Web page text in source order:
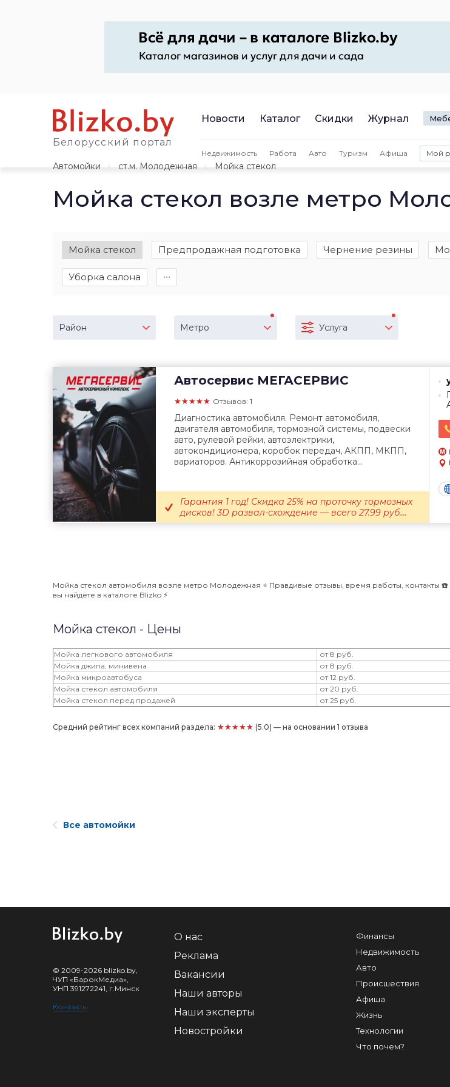
Белорусский портал
Новости Каталог Скидки Журнал
Недвижимость Работа Авто Туризм Афиша Мой
Автомойки
ст.м. Молодежная Мойка стекол
Мойка стекол возле метро
Мойка стекол Предпродажная подготовка Чернение резины
Уборка салона ∙∙∙
Район Метро Услуга
Автосервис МЕГАСЕРВИС
★★★★★ Отзывов: 1
Диагностика автомобиля. Ремонт автомобиля,
двигателя автомобиля, тормозной системы, подвески
авто, рулевой рейки, автоэлектрики,
автокондиционера, коробок передач, АКПП, МКПП,
вариаторов. Антикоррозийная обработка...
Гарантия 1 год! Скидка 25% на проточку тормозных
дисков! 3D развал-схождение — всего 27.99 руб....
Мойка стекол автомобиля возле метро Молодежная ⭐️ Правдивые отзывы, время работы, контакты
вы найдёте в каталоге Blizko ⚡️
Мойка стекол - Цены
Мойка легкового автомобиля
от 8 руб.
Мойка джипа, минивена
от 8 руб.
Мойка микроавтобуса
от 12 руб.
Мойка стекол автомобиля
от 20 руб.
Мойка стекол перед продажей
от 25 руб.
Средний рейтинг всех компаний раздела: ★★★★★ (5.0) — на основании 1 отзыва
Все автомойки
© 2009-2026 blizko.by,
ЧУП «БарокМедиа»,
УНП 391272241, г.Минск
Контакты
О нас
Реклама
Вакансии
Наши авторы
Наши эксперты
Новостройки
Финансы
Недвижимость
Авто
Происшествия
Афиша
Жизнь
Технологии
Что почем?